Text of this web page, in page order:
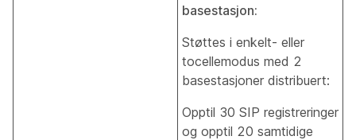
basestasjon:
Støttes i enkelt- eller
tocellemodus med 2
basestasjoner distribuert:
Opptil 30 SIP registreringer
og opptil 20 samtidige